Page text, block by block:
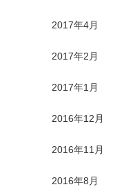
2017年4月
2017年2月
2017年1月
2016年12月
2016年11月
2016年8月